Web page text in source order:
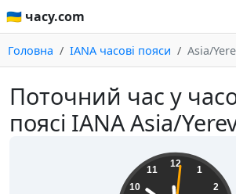
🇺🇦 часу.com
Головна IANA часові пояси Asia/
Поточний час у
поясі IANA Asia/
12
1
2
10
11